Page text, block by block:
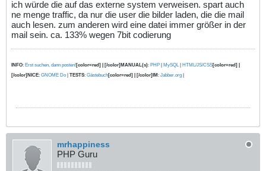
ich würde die auf das externe system verweisen. spart auch
ne menge traffic, da nur die user die bilder laden, die die mail
auch lesen. zum anderen wird eine datei immer größer in der
mail sein. ca. 133% wegen 7bit codierung
INFO: Erst suchen, dann posten![color=red] | [/color]MANUAL(s): PHP MySQL HTML/JS/CSS[color=red] |
[/color]NICE: GNOME Do TESTS: Gästebuch[color=red] | [/color]IM : Jabber.org
mrhappiness
PHP Guru